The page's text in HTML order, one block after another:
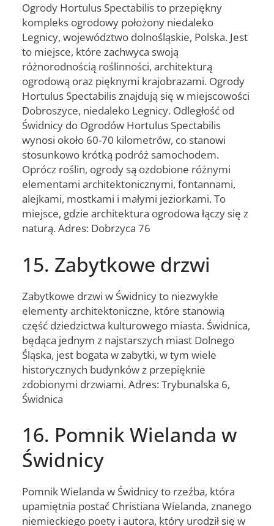
Ogrody Hortulus Spectabilis to przepiękny
kompleks ogrodowy położony niedaleko
Legnicy, województwo dolnośląskie, Polska. Jest
to miejsce, które zachwyca swoją
różnorodnością roślinności, architekturą
ogrodową oraz pięknymi krajobrazami. Ogrody
Hortulus Spectabilis znajdują się w miejscowości
Dobroszyce, niedaleko Legnicy. Odległość od
Świdnicy do Ogrodów Hortulus Spectabilis
wynosi około 60-70 kilometrów, co stanowi
stosunkowo krótką podróż samochodem.
Oprócz roślin, ogrody są ozdobione różnymi
elementami architektonicznymi, fontannami,
alejkami, mostkami i małymi jeziorkami. To
miejsce, gdzie architektura ogrodowa łączy się z
naturą. Adres: Dobrzyca 76
15. Zabytkowe drzwi
Zabytkowe drzwi w Świdnicy to niezwykłe
elementy architektoniczne, które stanowią
część dziedzictwa kulturowego miasta. Świdnica,
będąca jednym z najstarszych miast Dolnego
Śląska, jest bogata w zabytki, w tym wiele
historycznych budynków z przepięknie
zdobionymi drzwiami. Adres: Trybunalska 6,
Świdnica
16. Pomnik Wielanda w
Świdnicy
Pomnik Wielanda w Świdnicy to rzeźba, która
upamiętnia postać Christiana Wielanda, znanego
niemieckiego poety i autora, który urodził się w